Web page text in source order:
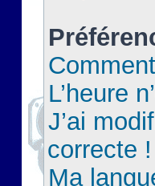
L’heure
J’ai
correcte !
Ma